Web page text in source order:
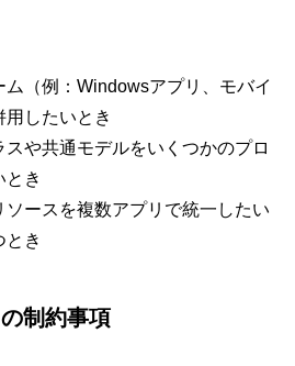
（例：Windowsアプリ、モバイ
用したいとき
や共通モデルをいくつかのプロ
とき
ソースを複数アプリで統一したい
とき
制約事項